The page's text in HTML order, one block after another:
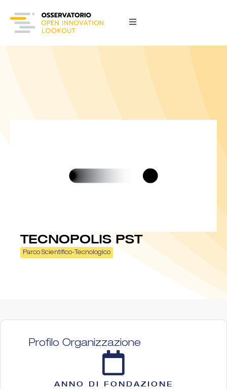
TECNOPOLIS PST
Parco Scientifico-Tecnologico
Profilo Organizzazione
ANNO DI FONDAZIONE